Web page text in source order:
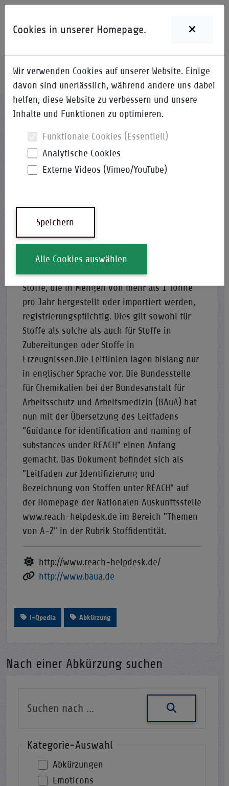
Home i-Qpedia Detail zum Begriff
REACH
Registrierung, Bewertung, Zulassung
und ist am 1. Juni 2007 in Kraft getreten. Die
Europäische Union hat Leitlinien mit
ergänzenden Informationen zur Verordnung
veröffentlicht. Nach REACH sind generell
Stoffe, die in Mengen von mehr als 1 Tonne
pro Jahr hergestellt oder importiert werden,
registrierungspflichtig. Dies gilt sowohl für
Stoffe als solche als auch für Stoffe in
Zubereitungen oder Stoffe in
Erzeugnissen.Die Leitlinien lagen bislang nur
in englischer Sprache vor. Die Bundesstelle
für Chemikalien bei der Bundesanstalt für
Arbeitsschutz und Arbeitsmedizin (BAuA) hat
nun mit der Übersetzung des Leitfadens
"Guidance for identification and naming of
substances under REACH" einen Anfang
gemacht. Das Dokument befindet sich als
"Leitfaden zur Identifizierung und
Bezeichnung von Stoffen unter REACH" auf
der Homepage der Nationalen Auskunftsstelle
www.reach-helpdesk.de im Bereich "Themen
von A-Z" in der Rubrik Stoffidentität.
http://www.reach-helpdesk.de/
http://www.baua.de
i-Qpedia Abkürzung
Nach einer Abkürzung suchen
Kategorie-Auswahl
Abkürzungen
Emoticons
Cookies in unserer Homepage.
Wir verwenden Cookies auf unserer Website. Einige
davon sind unerlässlich, während andere uns dabei
helfen, diese Website zu verbessern und unsere
Inhalte und Funktionen zu optimieren.
Funktionale Cookies (Essentiell)
Analytische Cookies
Externe Videos (Vimeo/YouTube)
Speichern
Alle Cookies auswählen